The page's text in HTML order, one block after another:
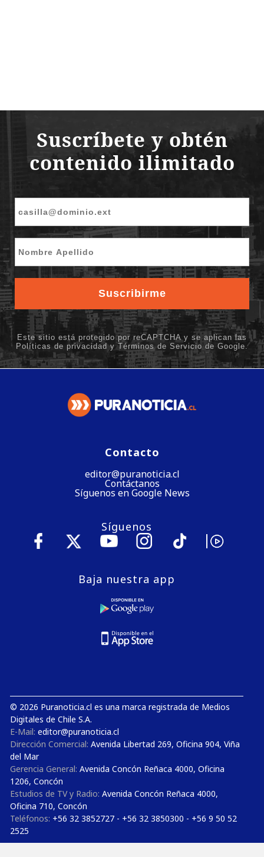
Contacto
editor@puranoticia.cl
Contáctanos
Síguenos en Google News
Síguenos
Baja nuestra app
© 2026 Puranoticia.cl es una marca registrada de Medios
Digitales de Chile S.A.
E-Mail: editor@puranoticia.cl
Dirección Comercial: Avenida Libertad 269, Oficina 904, Viña
del Mar
Gerencia General: Avenida Concón Reñaca 4000, Oficina
1206, Concón
Estudios de TV y Radio: Avenida Concón Reñaca 4000,
Oficina 710, Concón
Teléfonos: +56 32 3852727 - +56 32 3850300 - +56 9 50 52
2525